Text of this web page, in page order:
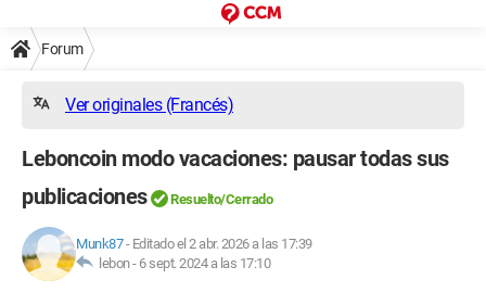
Forum
Ver originales (Francés)
Leboncoin modo vacaciones: pausar todas sus
publicaciones
Resuelto/Cerrado
Munk87- Editado el 2 abr. 2026 a las 17:39
lebon - 6 sept. 2024 a las 17:10